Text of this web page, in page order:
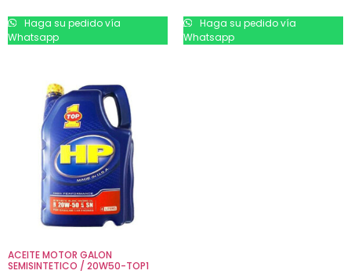
Haga su pedido vía
Whatsapp
Haga su pedido vía
Whatsapp
ACEITE MOTOR GALON
SEMISINTETICO / 20W50-TOP1